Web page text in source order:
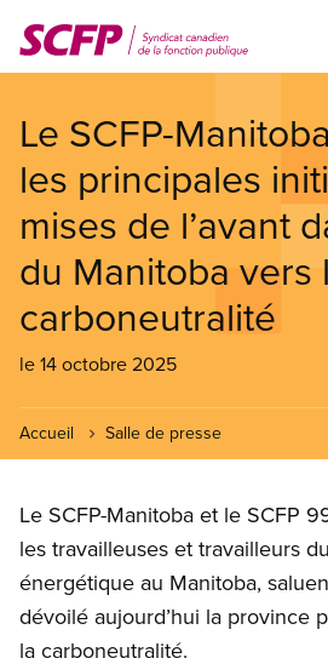
au
contenu
Le SCFP-
les principales
mises de l’avant
du Manitoba vers
carboneutralité
le 14 octobre 2025
Accueil Salle de presse
Le SCFP-Manitoba et le SCFP
les travailleuses et travailleurs
énergétique au Manitoba,
dévoilé aujourd’hui la province
la carboneutralité.